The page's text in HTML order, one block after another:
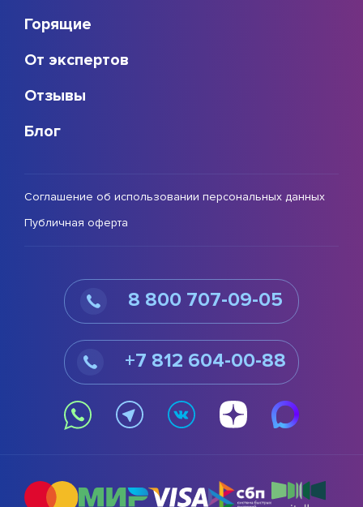
Горящие
От экспертов
Отзывы
Блог
Соглашение об использовании персональных данных
Публичная оферта
8 800 707-09-05
+7 812 604-00-88